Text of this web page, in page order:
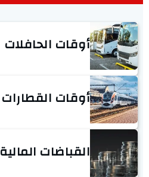
أوقات الحافلات
أوقات القطارات
القباضات المالية